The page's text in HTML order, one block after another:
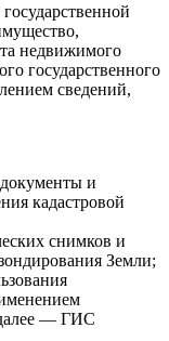
недвижимого
государственного
сведений,
и
кадастровой
снимков и
Земли;
— ГИС